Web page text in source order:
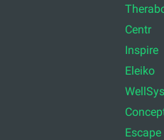
Centr
Inspire
Eleiko
Escape